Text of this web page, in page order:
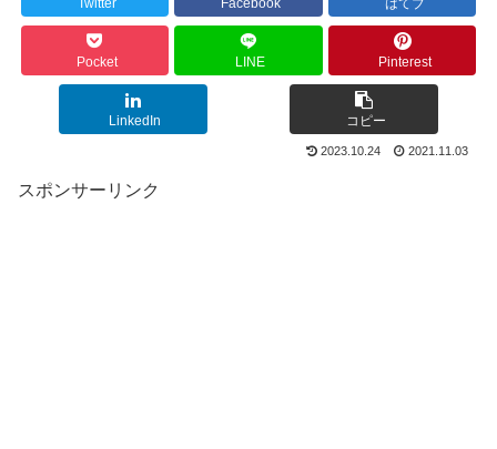
Twitter Facebook はてブ
Pocket LINE Pinterest
LinkedIn コピー
2023.10.24 2021.11.03
スポンサーリンク